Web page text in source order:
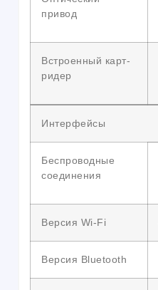
привод
Встроенный карт-
ридер
Интерфейсы
Беспроводные
соединения
Версия Wi-Fi
Версия Bluetooth